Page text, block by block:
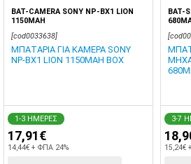
BAT-CAMERA SONY NP-BX1 LION
1150MAH
[cod0033638]
ΜΠΑΤΑΡΙΑ ΓΙΑ ΚΑΜΕΡΑ SONY
NP-BX1 LION 1150MAH BOX
1-3 ΗΜΕΡΕΣ
17,91€
14,44€ + ΦΠΑ 24%
BAT-
3-7
15,24€